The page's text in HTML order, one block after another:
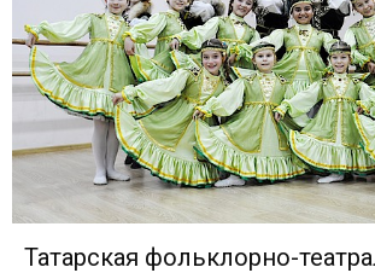
Татарская фольклорно-